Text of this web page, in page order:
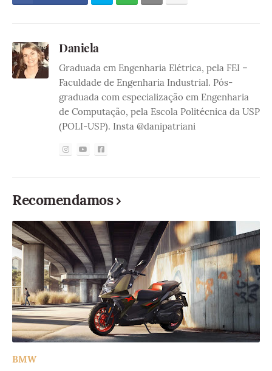
Daniela
Graduada em Engenharia Elétrica, pela FEI –
Faculdade de Engenharia Industrial. Pós-
graduada com especialização em Engenharia
de Computação, pela Escola Politécnica da USP
(POLI-USP). Insta @danipatriani
Recomendamos
BMW